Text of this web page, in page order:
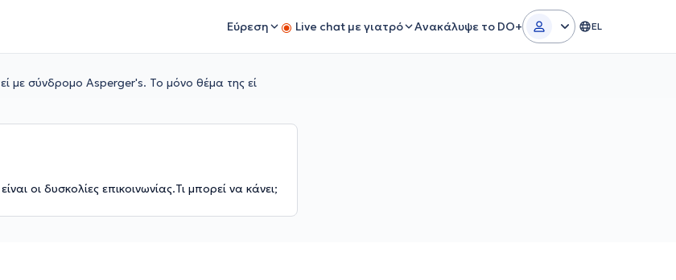
Εύρεση Live chat με γιατρό Ανακάλυψε το DO+ EL
με σύνδρομο Asperger's. Το μόνο θέμα της εί
οι δυσκολίες επικοινωνίας.Τι μπορεί να κάνει;